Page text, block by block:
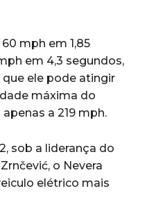
mph em 1,85
em 4,3 segundos,
ele pode atingir
máxima do
a 219 mph.
sob a liderança do
o Nevera
elétrico mais